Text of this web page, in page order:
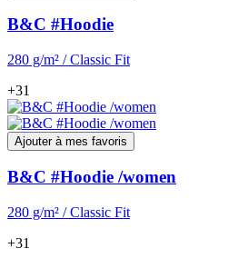
B&C #Hoodie
280 g/m² / Classic Fit
+31
Ajouter à mes favoris
B&C #Hoodie /women
280 g/m² / Classic Fit
+31